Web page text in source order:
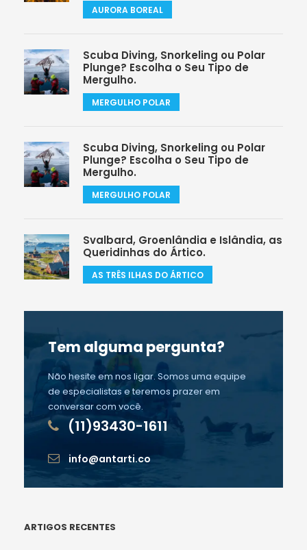
AURORA BOREAL
Scuba Diving, Snorkeling ou Polar
Plunge? Escolha o Seu Tipo de
Mergulho.
MERGULHO POLAR
Scuba Diving, Snorkeling ou Polar
Plunge? Escolha o Seu Tipo de
Mergulho.
MERGULHO POLAR
Svalbard, Groenlândia e Islândia, as
Queridinhas do Ártico.
AS TRÊS ILHAS DO ÁRTICO
Tem alguma pergunta?
Não hesite em nos ligar. Somos uma equipe
de especialistas e teremos prazer em
conversar com você.
(11)93430-1611
info@antarti.co
ARTIGOS RECENTES